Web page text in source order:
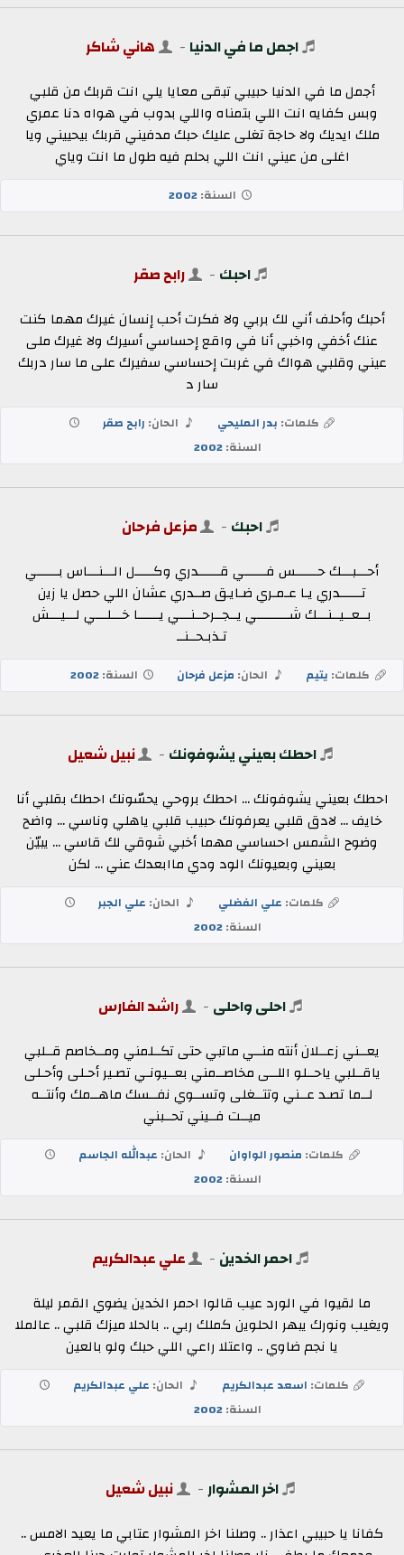
اجمل ما في الدنيا - هاني شاكر
أجمل ما في الدنيا حبيبي تبقى معايا يلي انت قربك من قلبي
وبس كفايه انت اللي بتمناه واللي بدوب في هواه دنا عمري
ملك ايديك ولا حاجة تغلى عليك حبك مدفيني قربك بيحييني ويا
اغلى من عيني انت اللي بحلم فيه طول ما انت وياي
السنة:2002
احبك - رابح صقر
أحبك وأحلف أني لك بربي ولا فكرت أحب إنسان غيرك مهما كنت
عنك أخفي واخبي أنا في واقع إحساسي أسيرك ولا غيرك ملى
عيني وقلبي هواك في غربت إحساسي سفيرك على ما سار دربك
سار د
كلمات: بدر المليحي الحان: رابح صقر
السنة:2002
احبك - مزعل فرحان
أحـــبـــك حــــــس فــــــي قــــــدري وكـــــل الـــنـــاس بــــــي
تــــــدري يـا عـمـري ضـايـق صــدري عشان اللي حصل يا زين
بــعــيــنـــك شـــــــــي يــجــرحــنـــي يــــــا خـــلـــي لـــيـــش
تـذبـحــنــ
كلمات: يتيم الحان: مزعل فرحان السنة:2002
احطك بعيني يشوفونك - نبيل شعيل
احطك بعيني يشوفونك ... احطك بروحي يحسّونك احطك بقلبي أنا
خايف ... لادق قلبي يعرفونك حبيب قلبي ياهلي وناسي ... واضح
وضوح الشمس احساسي مهما أخبي شوقي لك قاسي ... يبيّن
بعيني وبعيونك الود ودي ماابعدك عني ... لكن
كلمات: علي الفضلي الحان: علي الجبر
السنة:2002
احلى واحلى - راشد الفارس
يعــني زعــلان أنته منــي ماتبي حتى تكــلمني ومــخاصم قــلبي
ياقــلبي ياحــلو اللــى مخاصــمني بعــيونـي تصـير أحـلى وأحـلى
لــما تصـد عــني وتتــغلى وتســوي نفــسك ماهــمك وأنتــه
ميــت فــيني تحــبني
كلمات: منصور الواوان الحان: عبدالله الجاسم
السنة:2002
احمر الخدين - علي عبدالكريم
ما لقيوا في الورد عيب قالوا احمر الخدين يضوي القمر ليلة
ويغيب ونورك يبهر الحلوين كملك ربي .. بالحلا ميزك قلبي .. عالملا
يا نجم ضاوي .. واعتلا راعي اللي حبك ولو بالعين
كلمات: اسعد عبدالكريم الحان: علي عبدالكريم
السنة:2002
اخر المشوار- نبيل شعيل
كفانا يا حبيبي اعذار .. وصلنا اخر المشوار عتابي ما يعيد الامس ..